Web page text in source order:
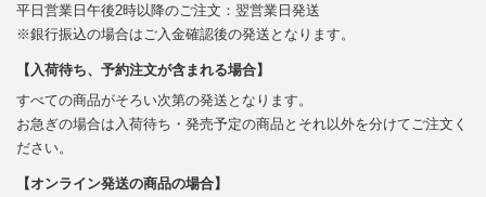
平日営業日午後2時以降のご注文：翌営業日発送
※銀行振込の場合はご入金確認後の発送となります。
【入荷待ち、予約注文が含まれる場合】
すべての商品がそろい次第の発送となります。
お急ぎの場合は入荷待ち・発売予定の商品とそれ以外を分けてご注文く
ださい。
【オンライン発送の商品の場合】